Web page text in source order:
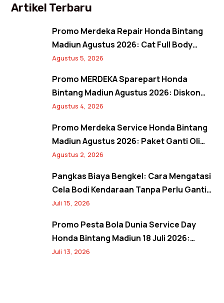
Artikel Terbaru
Promo Merdeka Repair Honda Bintang
Madiun Agustus 2026: Cat Full Body
Mulai 12 Jutaan, Diskon Cat Spion 17%,
Agustus 5, 2026
Promo MERDEKA Sparepart Honda
Bintang Madiun Agustus 2026: Diskon
Ban & Aki Orisinal 10% Plus Gratis
Agustus 4, 2026
Promo Merdeka Service Honda Bintang
Madiun Agustus 2026: Paket Ganti Oli
Hemat, Servis AC Sejuk, dan Bebas Antre
Agustus 2, 2026
Pangkas Biaya Bengkel: Cara Mengatasi
Cela Bodi Kendaraan Tanpa Perlu Ganti
Panel
Juli 15, 2026
Promo Pesta Bola Dunia Service Day
Honda Bintang Madiun 18 Juli 2026:
Banjir Diskon Servis 20%, Oli 10%, Free
Juli 13, 2026